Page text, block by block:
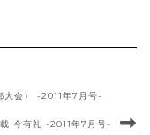
大会） -2011年7月号-
今有礼 -2011年7月号-